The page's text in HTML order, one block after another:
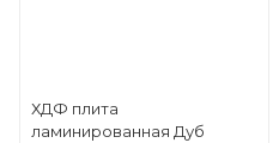
ХДФ плита
ламинированная Дуб